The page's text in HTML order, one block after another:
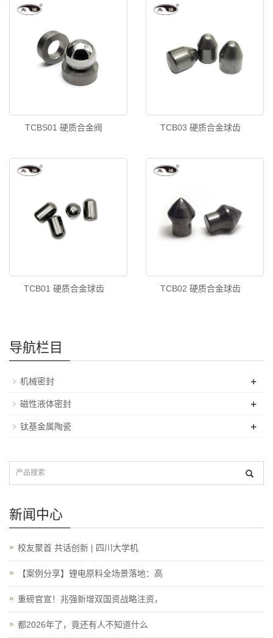
TCBS01 硬质合金阀 TCB03 硬质合金球齿
TCB01 硬质合金球齿 TCB02 硬质合金球齿
导航栏目
机械密封 +
磁性液体密封 +
钛基金属陶瓷 +
新闻中心
校友聚首 共话创新 | 四川大学机
【案例分享】锂电原料全场景落地：高
重磅官宣！兆强新增双国资战略注资，
都2026年了，竟还有人不知道什么